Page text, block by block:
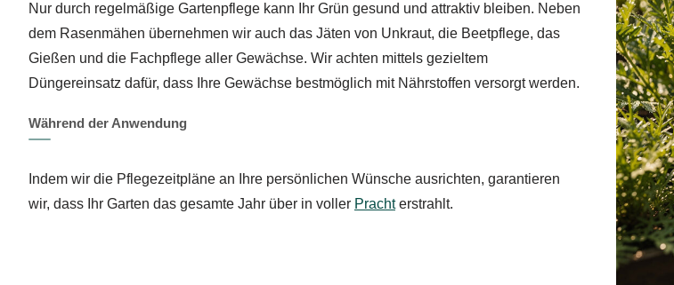
Nur durch regelmäßige Gartenpflege kann Ihr Grün gesund und attraktiv bleiben. Neben
dem Rasenmähen übernehmen wir auch das Jäten von Unkraut, die Beetpflege, das
Gießen und die Fachpflege aller Gewächse. Wir achten mittels gezieltem
Düngereinsatz dafür, dass Ihre Gewächse bestmöglich mit Nährstoffen versorgt werden.
Während der Anwendung
Indem wir die Pflegezeitpläne an Ihre persönlichen Wünsche ausrichten, garantieren
wir, dass Ihr Garten das gesamte Jahr über in voller Prachterstrahlt.